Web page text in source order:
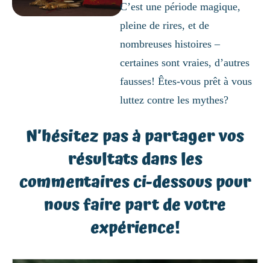
C’est une période magique,
pleine de rires, et de
nombreuses histoires –
certaines sont vraies, d’autres
fausses! Êtes-vous prêt à vous
luttez contre les mythes?
N’hésitez pas à partager vos
résultats dans les
commentaires ci-dessous pour
nous faire part de votre
expérience!